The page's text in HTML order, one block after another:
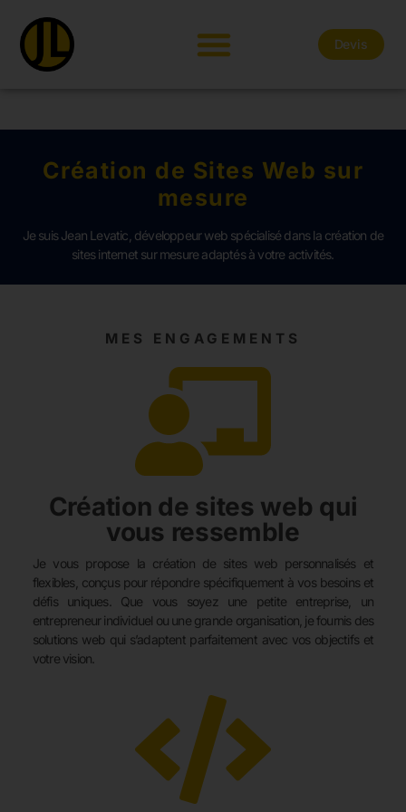
Devis
Création de Sites Web sur
mesure
Je suis Jean Levatic, développeur web spécialisé dans la création de
sites internet sur mesure adaptés à votre activités.
MES ENGAGEMENTS
Création de sites web qui
vous ressemble
Je vous propose la création de sites web personnalisés et
flexibles, conçus pour répondre spécifiquement à vos besoins et
défis uniques. Que vous soyez une petite entreprise, un
entrepreneur individuel ou une grande organisation, je fournis des
solutions web qui s’adaptent parfaitement avec vos objectifs et
votre vision.